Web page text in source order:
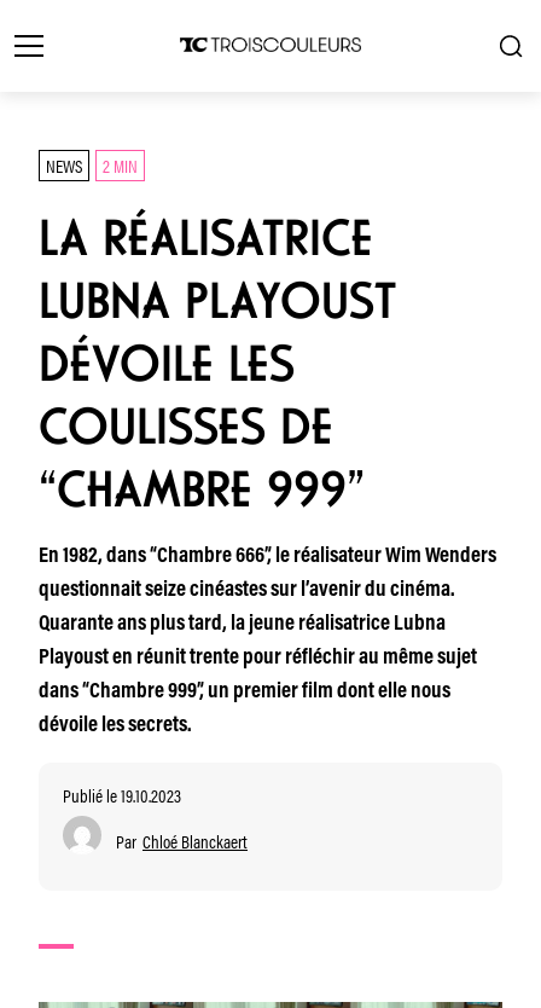
NEWS 2 MIN
LA RÉALISATRICE
LUBNA PLAYOUST
DÉVOILE LES
COULISSES DE
“CHAMBRE 999”
En 1982, dans “Chambre 666”, le réalisateur Wim Wenders
questionnait seize cinéastes sur l’avenir du cinéma.
Quarante ans plus tard, la jeune réalisatrice Lubna
Playoust en réunit trente pour réfléchir au même sujet
dans “Chambre 999”, un premier film dont elle nous
dévoile les secrets.
Publié le 19.10.2023
Par Chloé Blanckaert